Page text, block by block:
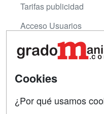
Tarifas publicidad
Acceso Usuarios
Acceso Centros
Contactar
Cookies
¿Por qué usamos